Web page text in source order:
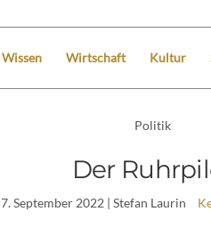
Wissen Wirtschaft Kultur
Politik
Der
7. September 2022| Stefan Laurin